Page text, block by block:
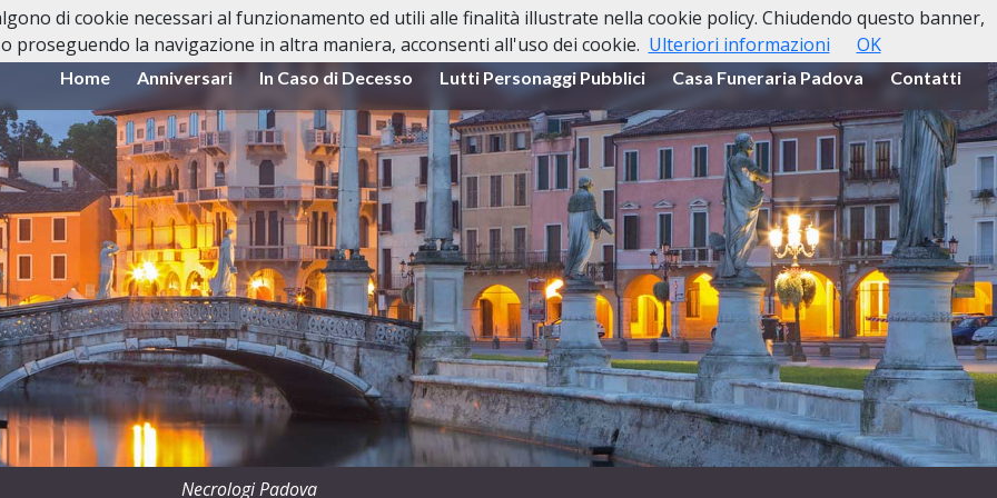
Home Anniversari In Caso di Decesso Lutti Personaggi Pubblici Casa Funeraria Padova Contatti
Necrologi Padova
di cookie necessari al funzionamento ed utili alle finalità illustrate nella cookie policy. Chiudendo questo banner,
proseguendo la navigazione in altra maniera, acconsenti all'uso dei cookie. Ulteriori informazioni OK